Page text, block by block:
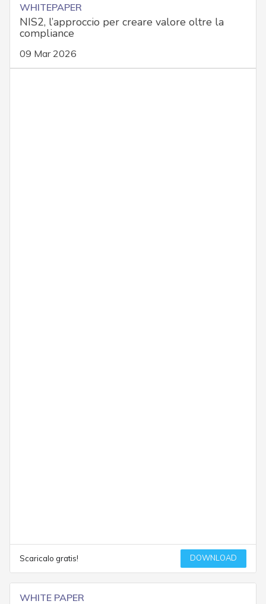
WHITEPAPER
NIS2, l’approccio per creare valore oltre la
compliance
09 Mar 2026
Scaricalo gratis! DOWNLOAD
WHITE PAPER